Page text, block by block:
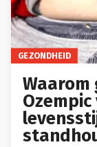
GEZONDHEID
Waarom